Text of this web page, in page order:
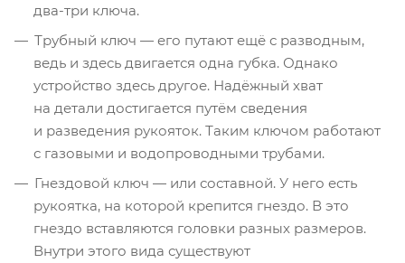
два-три ключа.
Трубный ключ — его путают ещё с разводным,
ведь и здесь двигается одна губка. Однако
устройство здесь другое. Надёжный хват
на детали достигается путём сведения
и разведения рукояток. Таким ключом работают
с газовыми и водопроводными трубами.
Гнездовой ключ — или составной. У него есть
рукоятка, на которой крепится гнездо. В это
гнездо вставляются головки разных размеров.
Внутри этого вида существуют